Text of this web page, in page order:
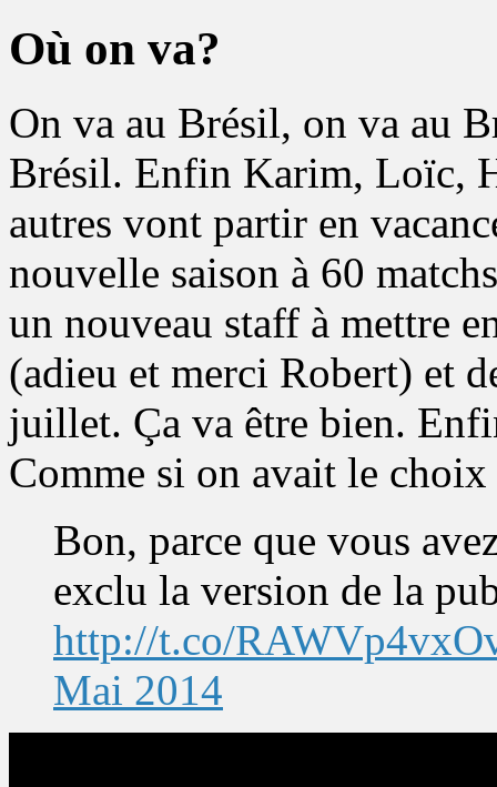
Où on va?
On va au Brésil, on va au
Brésil. Enfin Karim, Loïc,
autres vont partir en
nouvelle saison à 60
un nouveau staff à mettre
(adieu et merci Robert) et
juillet. Ça va être bien.
Comme si on avait le
Bon, parce que vous
exclu la version de la
http://t.co/
Mai 2014